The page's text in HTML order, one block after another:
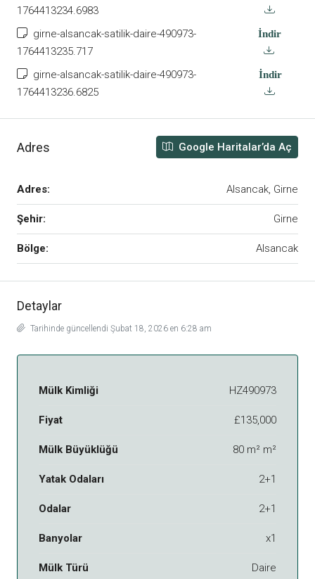
1764413234.6983
girne-alsancak-satilik-daire-490973-
1764413235.717
İndir
girne-alsancak-satilik-daire-490973-
1764413236.6825
İndir
Adres Google Haritalar’da Aç
Adres: Alsancak, Girne
Şehir: Girne
Bölge: Alsancak
Detaylar
Tarihinde güncellendi Şubat 18, 2026 en 6:28 am
Mülk Kimliği HZ490973
Fiyat £135,000
Mülk Büyüklüğü 80 m² m²
Yatak Odaları 2+1
Odalar 2+1
Banyolar x1
Mülk Türü Daire